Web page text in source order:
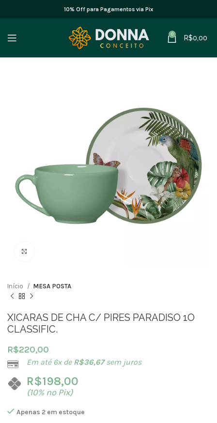
10% Off para Pagamentos via Pix
0 R$0,00
Início MESA POSTA
XICARAS DE CHA C/ PIRES PARADISO 1O
CLASSIFIC.
R$220,00
Em até 6x de R$36,67sem juros
R$198,00
(10% no Pix)
Apenas 2 em estoque